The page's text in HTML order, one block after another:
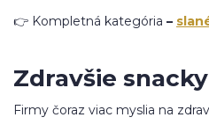
👉 Kompletná kategória –
Zdravšie
Firmy čoraz viac myslia na